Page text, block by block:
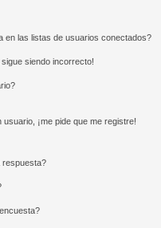
en las listas de usuarios conectados?
siendo incorrecto!
¡me pide que me registre!
respuesta?